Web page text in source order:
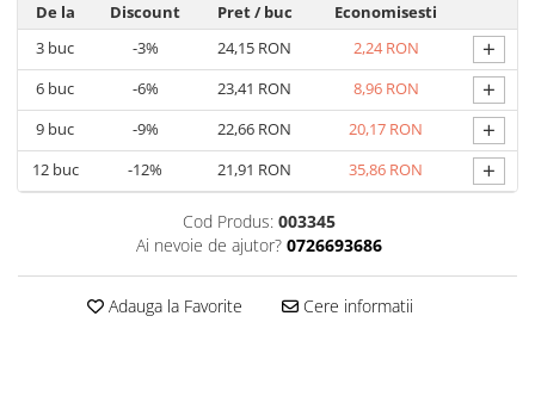
Hartie de matase
Hartie impachetat cadouri
Panglica dublu satinata 6 mm
Panglica dublu satinata 9 mm
Panglica dublu satinata 16 mm
De la
Discount Pret/ buc
Economisesti
3 buc -3% 24,15 RON 2,24 RON +
6 buc -6% 23,41 RON 8,96 RON +
9 buc -9% 22,66 RON 20,17 RON +
12buc -12% 21,91 RON 35,86 RON +
Cod Produs: 003345
Ai nevoie de ajutor? 0726693686
Adauga la Favorite Cere informatii